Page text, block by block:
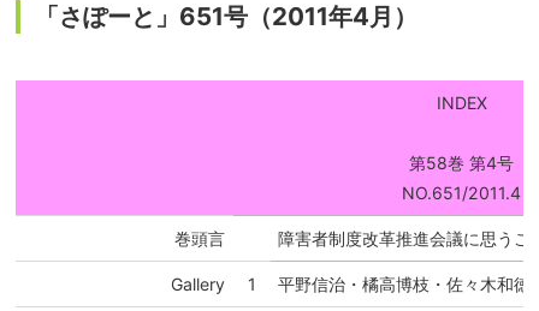
「さぽーと」651号（2011年4月）
INDEX
第58巻 第4号
NO.651/2011.4
巻頭言 障害者制度改革推進会議に思うこ
Gallery 1 平野信治・橘高博枝・佐々木和